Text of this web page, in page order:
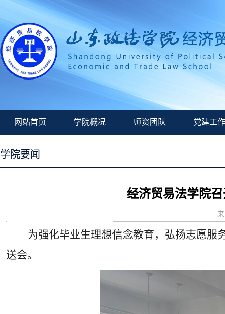
网站首页 学院概况 师资团队 党建工作
学院要闻
经济贸易法学院
为强化毕业生理想信念教育，弘扬志愿服
送会。